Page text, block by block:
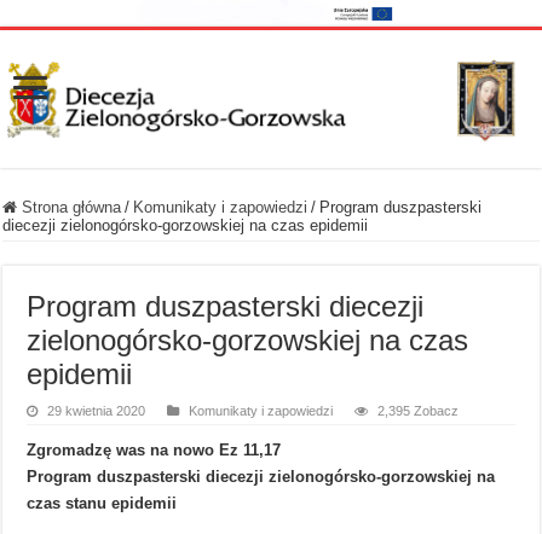
Strona główna / Komunikaty i zapowiedzi / Program duszpasterski
diecezji zielonogórsko-gorzowskiej na czas epidemii
Program duszpasterski diecezji
zielonogórsko-gorzowskiej na czas
epidemii
29 kwietnia 2020 Komunikaty i zapowiedzi 2,395 Zobacz
Zgromadzę was na nowo Ez 11,17
Program duszpasterski diecezji zielonogórsko-gorzowskiej na
czas stanu epidemii